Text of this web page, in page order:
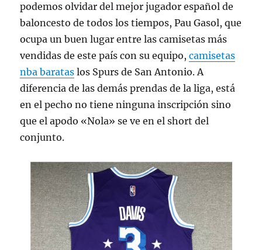
podemos olvidar del mejor jugador español de
baloncesto de todos los tiempos, Pau Gasol, que
ocupa un buen lugar entre las camisetas más
vendidas de este país con su equipo,camisetas
nba baratas los Spurs de San Antonio. A
diferencia de las demás prendas de la liga, está
en el pecho no tiene ninguna inscripción sino
que el apodo «Nola» se ve en el short del
conjunto.